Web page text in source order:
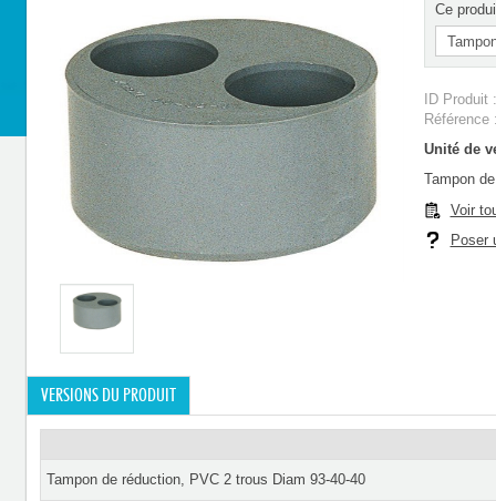
Ce
ID Produit
Unité de
Tampon
Voir
Poser
VERSIONS DU PRODUIT
Tampon de réduction, PVC 2 trous Diam 93-40-40